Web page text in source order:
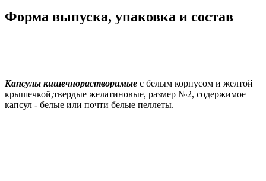
Форма выпуска, упаковка и состав
Капсулы кишечнорастворимые с белым корпусом и желтой
крышечкой,твердые желатиновые, размер №2, содержимое
капсул - белые или почти белые пеллеты.